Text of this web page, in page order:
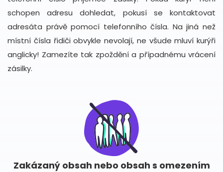
schopen adresu dohledat, pokusí se kontaktovat
adresáta právě pomocí telefonního čísla. Na jiná než
místní čísla řidiči obvykle nevolají, ne všude mluví kurýři
anglicky! Zamezíte tak zpoždění a případnému vrácení
zásilky.
Zakázaný obsah nebo obsah s omezením